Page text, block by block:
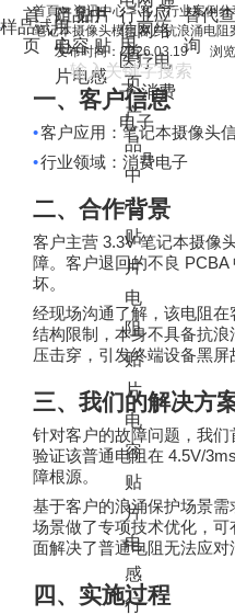
首
页
产品中
心
阻贴片
电容贴
片电感
行业应
用
信网络
医疗电
子消费
电子
替代查
询
样品试用
首
页
产
品
中
心
贴
片
电
阻
贴
片
电
容
贴
片
电
感
行
首頁> 资讯中心> 客户行业案例分
笔记本摄像头模组客户抗浪涌电阻
发布时间：2026.03.19
浏
一、客户信息
•客户应用：笔记本摄像头
•行业领域：消费电子
二、合作背景
客户主营 3.3V笔记本摄像
障。客户退回的不良 PCBA
坏。
经现场沟通了解，该电阻在
结构限制，本身不具备抗
压击穿，引发终端设备黑屏
三、我们的解决方
针对客户的故障问题，我
验证该普通电阻在 4.5V/3ms
障根源。
基于客户的浪涌保护场景需
场景做了专项技术优化，
面解决了普通电阻无法应对
四、实施过程